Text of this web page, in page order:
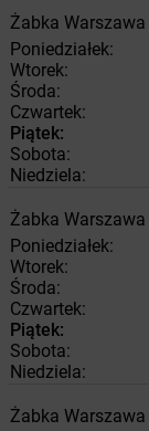
Żabka Warszawa
Poniedziałek:
Wtorek:
Środa:
Czwartek:
Piątek:
Sobota:
Niedziela:
Żabka Warszawa
Poniedziałek:
Wtorek:
Środa:
Czwartek:
Piątek:
Sobota:
Niedziela:
Żabka Warszawa